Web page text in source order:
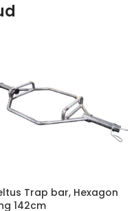
Trap bar, Hexagon
142cm